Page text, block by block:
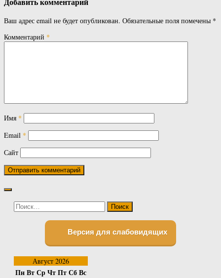
Ваш адрес email не будет опубликован. Обязательные поля помечены *
Комментарий *
Имя *
Email *
Сайт
Найти:
Версия для слабовидящих
Август 2026
ПнВтСрЧтПтСбВс